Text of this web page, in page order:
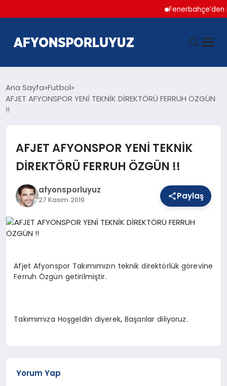
Fenerbahçe’den
HABERLER
AFYONSPOR
FUTBOL
BASKETBOL
Ana Sayfa Futbol
AFJET AFYONSPOR YENİ TEKNİK DİREKTÖRÜ FERRUH ÖZGÜN
!!
AFJET AFYONSPOR YENİ TEKNİK
DİREKTÖRÜ FERRUH ÖZGÜN !!
afyonsporluyuz
27 Kasım 2019 Paylaş
Afjet Afyonspor Takımımızın teknik direktörlük görevine
Ferruh Özgün getirilmiştir.
Takımımıza Hoşgeldin diyerek, Başarılar diliyoruz.
Yorum Yap